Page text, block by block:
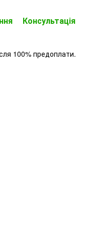
Консультація
100% предоплати.